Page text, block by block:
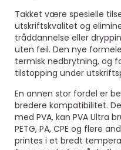
Takket være spesielle
utskriftskvalitet og
tråddannelse eller
uten feil. Den nye
termisk nedbrytning, og
tilstopping under
En annen stor fordel er
bredere kompatibilitet.
med PVA, kan PVA Ultra
PETG, PA, CPE og flere
printes i et bredt